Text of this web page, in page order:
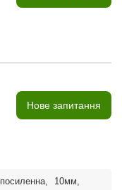
Нове запитання
посиленна, 10мм,